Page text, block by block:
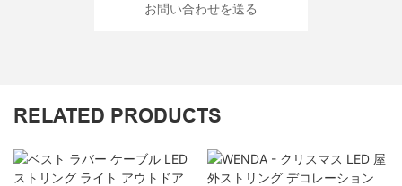
お問い合わせを送る
RELATED PRODUCTS